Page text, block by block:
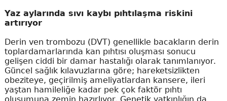
Yaz aylarında sıvı kaybı pıhtılaşma riskini
artırıyor
Derin ven trombozu (DVT) genellikle bacakların derin
toplardamarlarında kan pıhtısı oluşması sonucu
gelişen ciddi bir damar hastalığı olarak tanımlanıyor.
Güncel sağlık kılavuzlarına göre; hareketsizlikten
obeziteye, geçirilmiş ameliyatlardan kansere, ileri
yaştan hamileliğe kadar pek çok faktör pıhtı